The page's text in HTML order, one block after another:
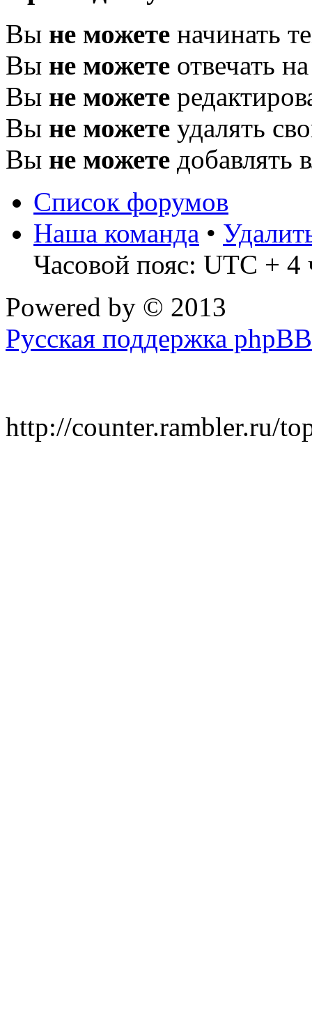
Вы не можете начинать
Вы не можете отвечать
Вы не можете
Вы не можете удалять
Вы не можете добавлять
Список форумов
Наша команда •
Часовой пояс: UTC + 4
Powered by © 2013
Русская поддержка phpBB
http://counter.rambler.ru/